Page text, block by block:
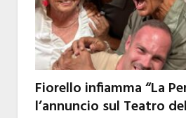
Fiorello infiamma “La
l’annuncio sul Teatro